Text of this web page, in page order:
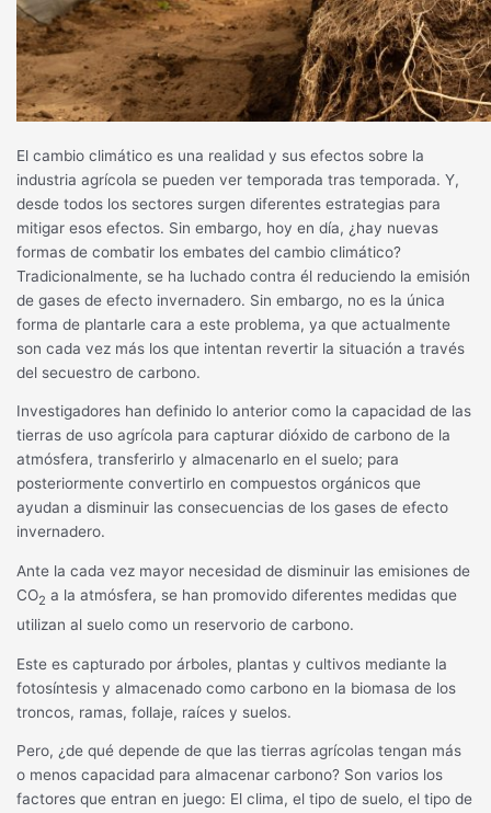
El cambio climático es una realidad y sus efectos sobre la
industria agrícola se pueden ver temporada tras temporada. Y,
desde todos los sectores surgen diferentes estrategias para
mitigar esos efectos. Sin embargo, hoy en día, ¿hay nuevas
formas de combatir los embates del cambio climático?
Tradicionalmente, se ha luchado contra él reduciendo la emisión
de gases de efecto invernadero. Sin embargo, no es la única
forma de plantarle cara a este problema, ya que actualmente
son cada vez más los que intentan revertir la situación a través
del secuestro de carbono.
Investigadores han definido lo anterior como la capacidad de las
tierras de uso agrícola para capturar dióxido de carbono de la
atmósfera, transferirlo y almacenarlo en el suelo; para
posteriormente convertirlo en compuestos orgánicos que
ayudan a disminuir las consecuencias de los gases de efecto
invernadero.
Ante la cada vez mayor necesidad de disminuir las emisiones de
CO2 a la atmósfera, se han promovido diferentes medidas que
utilizan al suelo como un reservorio de carbono.
Este es capturado por árboles, plantas y cultivos mediante la
fotosíntesis y almacenado como carbono en la biomasa de los
troncos, ramas, follaje, raíces y suelos.
Pero, ¿de qué depende de que las tierras agrícolas tengan más
o menos capacidad para almacenar carbono? Son varios los
factores que entran en juego: El clima, el tipo de suelo, el tipo de